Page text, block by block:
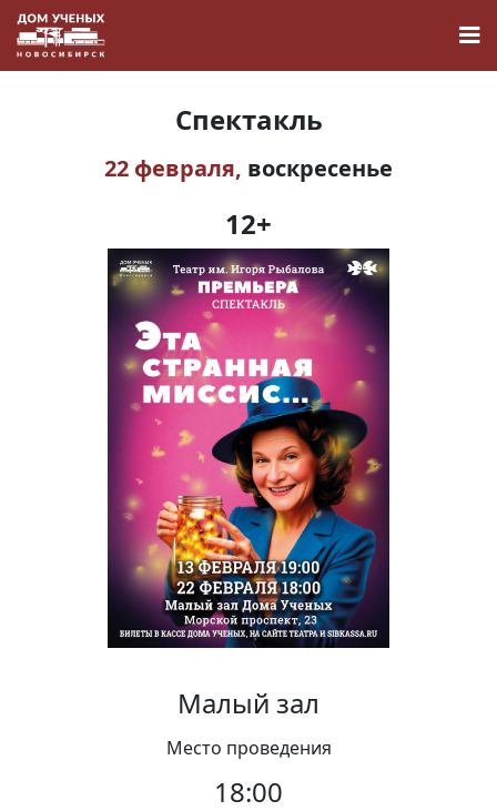
Наука
О Доме учёных
Виртуальный тур
Контакты
Вакансии
Спектакль
22 февраля, воскресенье
12+
Малый зал
Место проведения
18:00